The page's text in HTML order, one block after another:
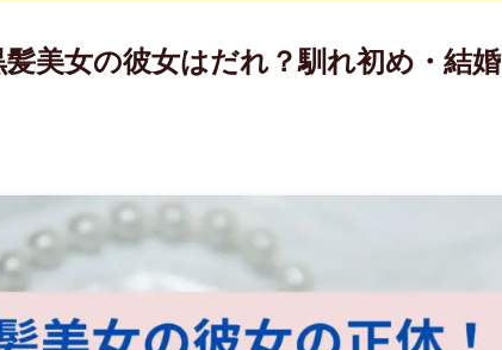
髪美女の彼女はだれ？馴れ初め・結婚